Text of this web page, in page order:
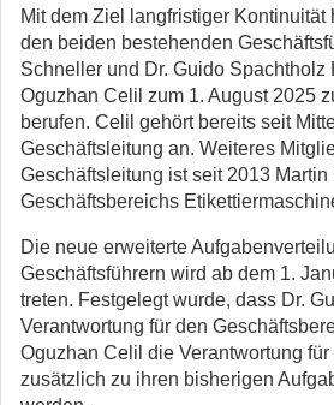
Mit dem Ziel langfristiger Kontinuität
den beiden bestehenden
Schneller und Dr. Guido Spachtholz
Oguzhan Celil zum 1. August 2025
berufen. Celil gehört bereits seit
Geschäftsleitung an. Weiteres
Geschäftsleitung ist seit 2013
Geschäftsbereichs
Die neue erweiterte
Geschäftsführern wird ab dem 1.
treten. Festgelegt wurde, dass Dr.
Verantwortung für den
Oguzhan Celil die Verantwortung
zusätzlich zu ihren bisherigen